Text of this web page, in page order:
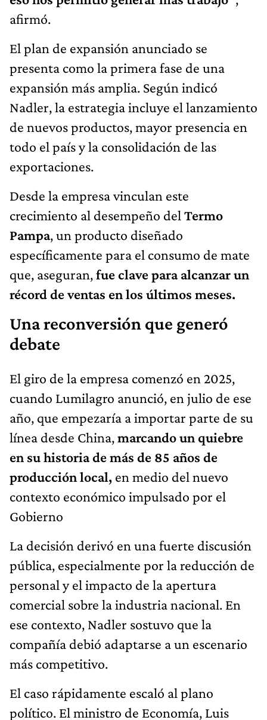
afirmó.
El plan de expansión anunciado se
presenta como la primera fase de una
expansión más amplia. Según indicó
Nadler, la estrategia incluye el lanzamiento
de nuevos productos, mayor presencia en
todo el país y la consolidación de las
exportaciones.
Desde la empresa vinculan este
crecimiento al desempeño del Termo
Pampa, un producto diseñado
específicamente para el consumo de mate
que, aseguran,fue clave para alcanzar un
récord de ventas en los últimos meses.
Una reconversión que generó
debate
El giro de la empresa comenzó en 2025,
cuando Lumilagro anunció, en julio de ese
año, que empezaría a importar parte de su
línea desde China,marcando un quiebre
en su historia de más de 85 años de
producción local, en medio del nuevo
contexto económico impulsado por el
Gobierno
La decisión derivó en una fuerte discusión
pública, especialmente por la reducción de
personal y el impacto de la apertura
comercial sobre la industria nacional. En
ese contexto, Nadler sostuvo que la
compañía debió adaptarse a un escenario
más competitivo.
El caso rápidamente escaló al plano
político. El ministro de Economía, Luis